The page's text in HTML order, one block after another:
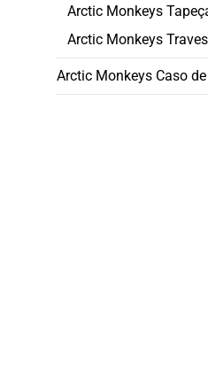
Arctic Monkeys
Arctic Monkeys
Arctic Monkeys Caso